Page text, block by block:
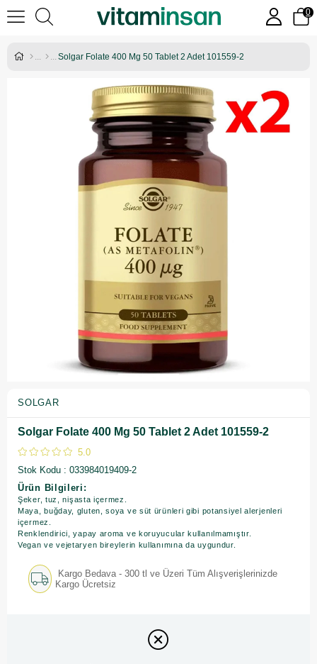
0
Solgar Folate 400 Mg 50 Tablet 2 Adet 101559-2
SOLGAR
Solgar Folate 400 Mg 50 Tablet 2 Adet 101559-2
5.0
Stok Kodu
033984019409-2
Ürün Bilgileri:
Şeker, tuz, nişasta içermez.
Maya, buğday, gluten, soya ve süt ürünleri gibi potansiyel alerjenleri
içermez.
Renklendirici, yapay aroma ve koruyucular kullanılmamıştır.
Vegan ve vejetaryen bireylerin kullanımına da uygundur.
Kargo Bedava - 300 tl ve Üzeri Tüm Alışverişlerinizde
Kargo Ücretsiz